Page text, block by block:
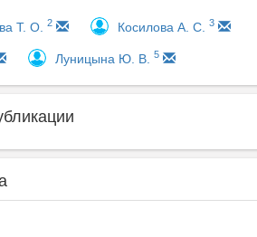
Т. О. 2 Косилова А. С. 3
Луницына Ю. В. 5